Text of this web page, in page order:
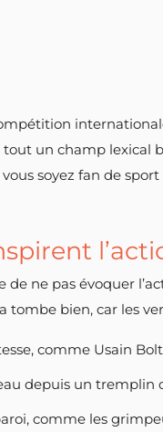
un champ
soyez fan de
de ne pas évoquer
tombe bien, car les
comme Usain
depuis un
comme les